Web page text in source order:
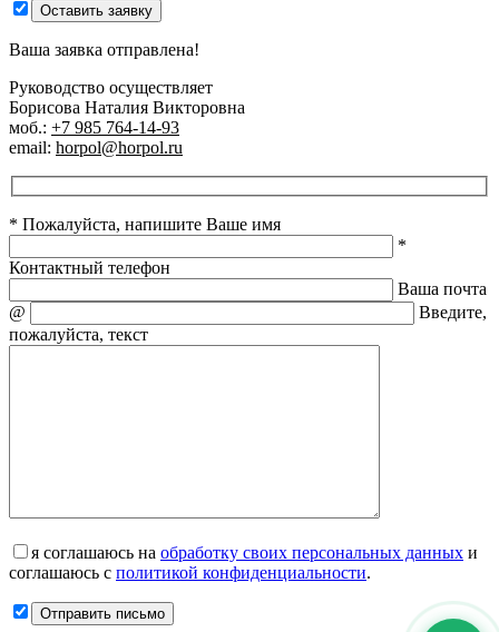
Оставить заявку
Ваша заявка отправлена!
Руководство осуществляет
Борисова Наталия Викторовна
моб.: +7 985 764-14-93
email: horpol@horpol.ru
* Пожалуйста, напишите Ваше имя
*
Контактный телефон
Ваша почта
@
Введите,
пожалуйста, текст
я соглашаюсь на обработку своих персональных данных и
соглашаюсь с политикой конфиденциальности.